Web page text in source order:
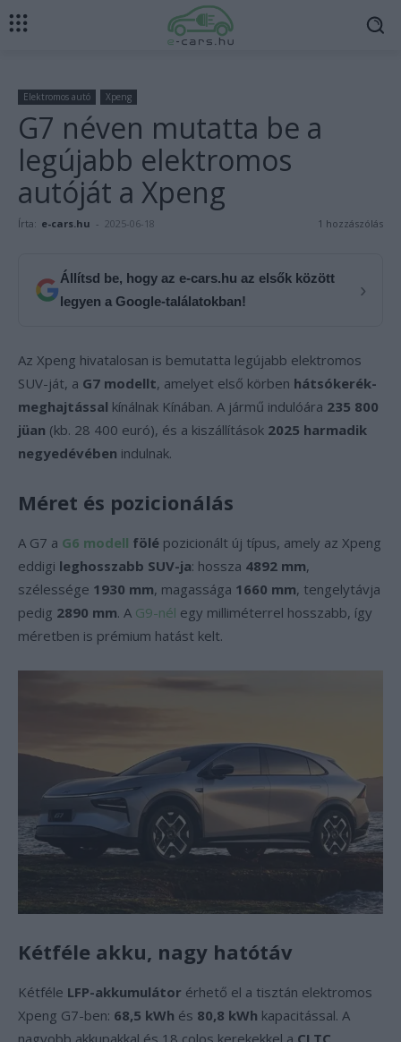
Elektromos autó Xpeng
G7 néven mutatta be a
legújabb elektromos
autóját a Xpeng
Írta: e-cars.hu - 2025-06-18 1 hozzászólás
Állítsd be, hogy az e-cars.hu az elsők között
legyen a Google-találatokban!
›
Az Xpeng hivatalosan is bemutatta legújabb elektromos
SUV-ját, a G7 modellt, amelyet első körben hátsókerék-
meghajtással kínálnak Kínában. A jármű indulóára 235 800
jüan (kb. 28 400 euró), és a kiszállítások 2025 harmadik
negyedévében indulnak.
Méret és pozicionálás
A G7 a G6 modell fölé pozicionált új típus, amely az Xpeng
eddigi leghosszabb SUV-ja: hossza 4892 mm,
szélessége 1930 mm, magassága 1660 mm, tengelytávja
pedig 2890 mm. A G9-nél egy milliméterrel hosszabb, így
méretben is prémium hatást kelt.
Kétféle akku, nagy hatótáv
Kétféle LFP-akkumulátor érhető el a tisztán elektromos
Xpeng G7-ben: 68,5 kWh és 80,8 kWh kapacitással. A
nagyobb akkupakkal és 18 colos kerekekkel a CLTC